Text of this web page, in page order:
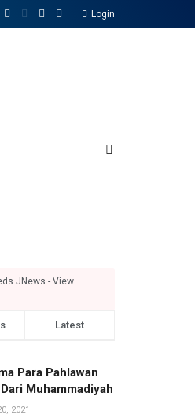
Login
JNews - View
Latest
Para Pahlawan
Muhammadiyah
2021